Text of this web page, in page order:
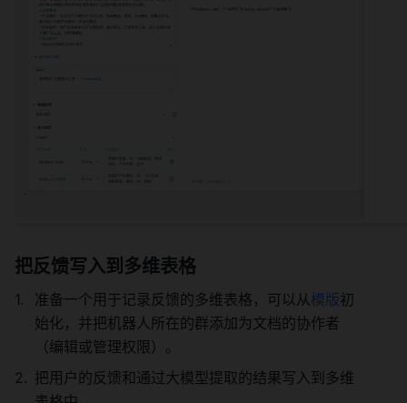
把反馈写入到多维表格
准备一个用于记录反馈的多维表格，可以从模版初
始化，并把机器人所在的群添加为文档的协作者
（编辑或管理权限）。
把用户的反馈和通过大模型提取的结果写入到多维